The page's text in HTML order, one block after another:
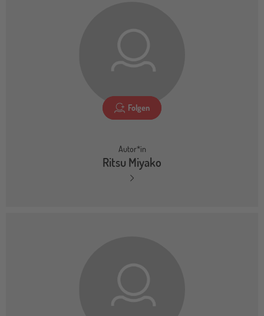
Folgen
Autor*in
Ritsu Miyako